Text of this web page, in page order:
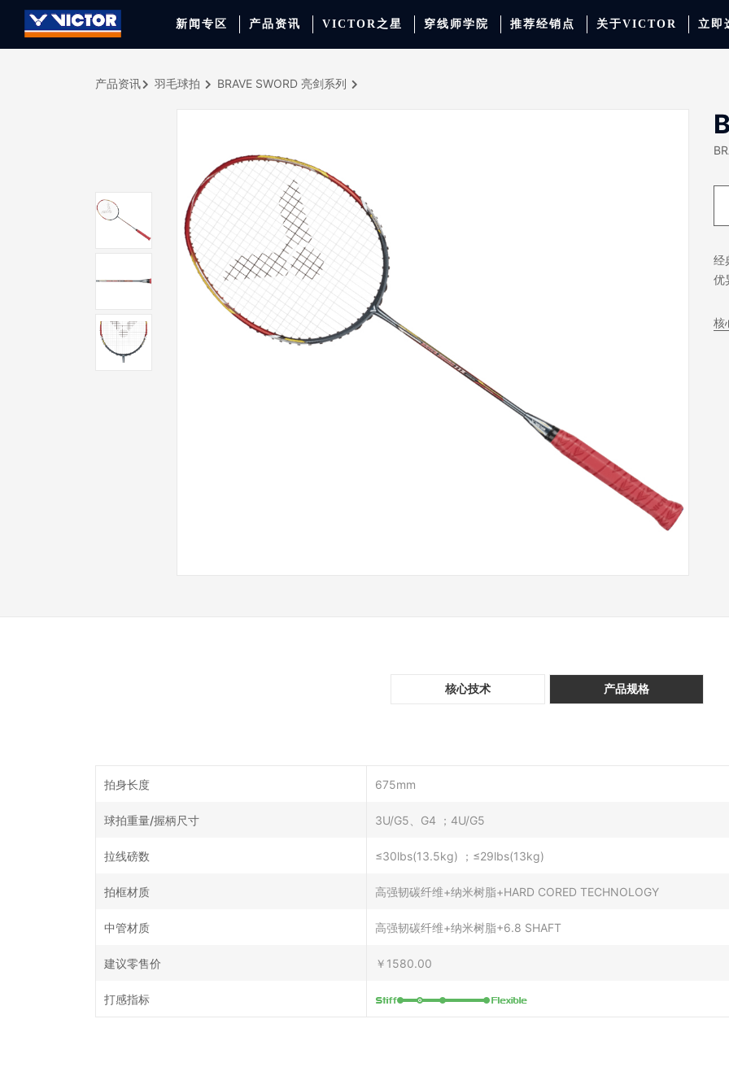
新闻专区 产品资讯 VICTOR之星 穿线师学院 推荐经销点 关于VICTOR 立即
品牌资讯 产品资讯 赛事聚焦
羽毛球拍 羽毛球鞋 运动包 运动服饰
签约球员 专业球队 品牌代言人
穿线师档案 学院新闻
天猫旗舰店 京东旗舰店
产品资讯 羽毛球拍 BRAVE SWORD 亮剑系列
经
优
核
核心技术 产品规格
拍身长度 675mm
球拍重量/握柄尺寸 3U/G5、G4 ；4U/G5
拉线磅数 ≤30lbs(13.5kg) ；≤29lbs(13kg)
拍框材质 高强韧碳纤维+纳米树脂+HARD CORED TECHNOLOGY
中管材质 高强韧碳纤维+纳米树脂+6.8 SHAFT
建议零售价 ￥1580.00
打感指标